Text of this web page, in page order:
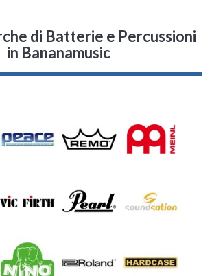
di Batterie e Percussioni
in Bananamusic